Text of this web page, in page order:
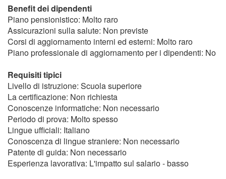
Benefit dei dipendenti
Piano pensionistico: Molto raro
Assicurazioni sulla salute: Non previste
Corsi di aggiornamento interni ed esterni: Molto raro
Piano professionale di aggiornamento per i dipendenti: No
Requisiti tipici
Livello di istruzione: Scuola superiore
La certificazione: Non richiesta
Conoscenze informatiche: Non necessario
Periodo di prova: Molto spesso
Lingue ufficiali: Italiano
Conoscenza di lingue straniere: Non necessario
Patente di guida: Non necessario
Esperienza lavorativa: L'impatto sul salario - basso